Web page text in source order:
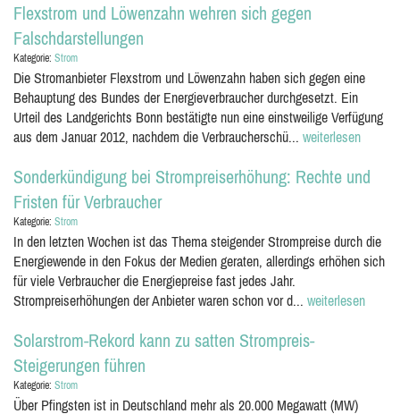
Flexstrom und Löwenzahn wehren sich gegen
Falschdarstellungen
Kategorie: Strom
Die Stromanbieter Flexstrom und Löwenzahn haben sich gegen eine
Behauptung des Bundes der Energieverbraucher durchgesetzt. Ein
Urteil des Landgerichts Bonn bestätigte nun eine einstweilige Verfügung
aus dem Januar 2012, nachdem die Verbraucherschü... weiterlesen
Sonderkündigung bei Strompreiserhöhung: Rechte und
Fristen für Verbraucher
Kategorie: Strom
In den letzten Wochen ist das Thema steigender Strompreise durch die
Energiewende in den Fokus der Medien geraten, allerdings erhöhen sich
für viele Verbraucher die Energiepreise fast jedes Jahr.
Strompreiserhöhungen der Anbieter waren schon vor d... weiterlesen
Solarstrom-Rekord kann zu satten Strompreis-
Steigerungen führen
Kategorie: Strom
Über Pfingsten ist in Deutschland mehr als 20.000 Megawatt (MW)